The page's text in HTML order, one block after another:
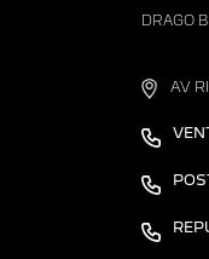
DRAGO
AV